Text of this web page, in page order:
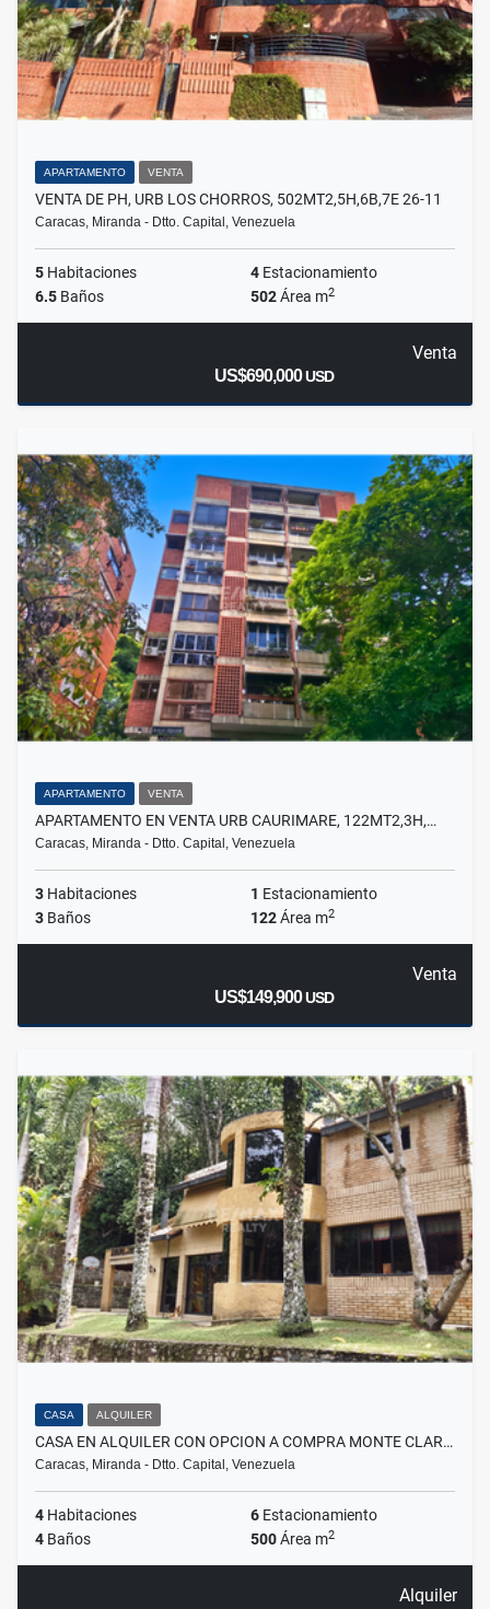
APARTAMENTO VENTA
VENTA DE PH, URB LOS CHORROS, 502MT2,5H,6B,7E 26-11
Caracas, Miranda - Dtto. Capital, Venezuela
5 Habitaciones 4 Estacionamiento
6.5 Baños 502Área m2
Venta
US$690,000USD
APARTAMENTO VENTA
APARTAMENTO EN VENTA URB CAURIMARE, 122MT2,3H,…
Caracas, Miranda - Dtto. Capital, Venezuela
3 Habitaciones 1 Estacionamiento
3 Baños 122Área m2
Venta
US$149,900USD
CASA ALQUILER
CASA EN ALQUILER CON OPCION A COMPRA MONTE CLAR…
Caracas, Miranda - Dtto. Capital, Venezuela
4 Habitaciones 6 Estacionamiento
4 Baños 500Área m2
Alquiler